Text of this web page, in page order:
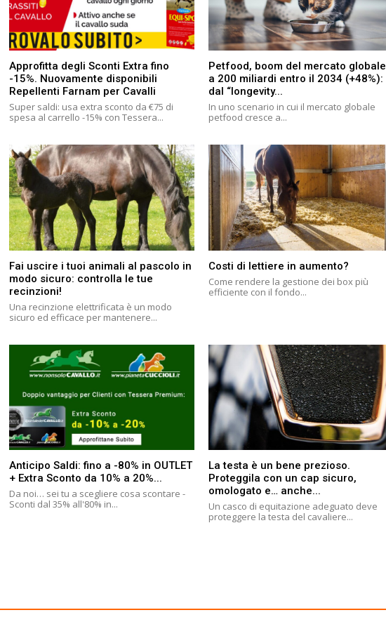
Approfitta degli Sconti Extra fino
-15%. Nuovamente disponibili
Repellenti Farnam per Cavalli
Super saldi: usa extra sconto da €75 di
spesa al carrello -15% con Tessera...
Petfood, boom del mercato globale
a 200 miliardi entro il 2034 (+48%):
dal “longevity...
In uno scenario in cui il mercato globale
petfood cresce a...
Fai uscire i tuoi animali al pascolo in
modo sicuro: controlla le tue
recinzioni!
Una recinzione elettrificata è un modo
sicuro ed efficace per mantenere...
Costi di lettiere in aumento?
Come rendere la gestione dei box più
efficiente con il fondo...
Anticipo Saldi: fino a -80% in OUTLET
+ Extra Sconto da 10% a 20%...
Da noi… sei tu a scegliere cosa scontare -
Sconti dal 35% all'80% in...
La testa è un bene prezioso.
Proteggila con un cap sicuro,
omologato e… anche...
Un casco di equitazione adeguato deve
proteggere la testa del cavaliere...